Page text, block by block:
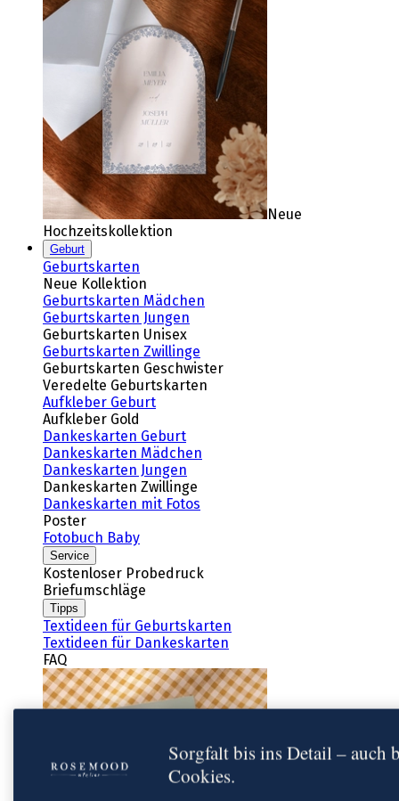
Neue
Hochzeitskollektion
Geburt
Geburtskarten
Neue Kollektion
Geburtskarten Mädchen
Geburtskarten Jungen
Geburtskarten Unisex
Geburtskarten Zwillinge
Geburtskarten Geschwister
Veredelte Geburtskarten
Aufkleber Geburt
Aufkleber Gold
Dankeskarten Geburt
Dankeskarten Mädchen
Dankeskarten Jungen
Dankeskarten Zwillinge
Dankeskarten mit Fotos
Poster
Fotobuch Baby
Service
Kostenloser Probedruck
Briefumschläge
Tipps
Textideen für Geburtskarten
Textideen für Dankeskarten
FAQ
Sorgfalt bis ins Detail – auch
Cookies.